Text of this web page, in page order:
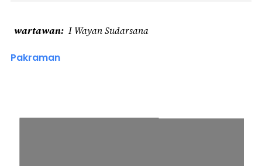
wartawan I Wayan Sudarsana
Pakraman